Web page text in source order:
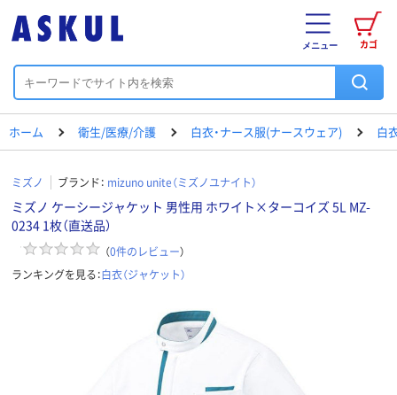
カゴ
メニュー
ホーム 衛生/医療/介護 白衣・ナース服(ナースウェア) 白
ミズノ ブランド： mizuno unite（ミズノユナイト）
ミズノ ケーシージャケット 男性用 ホワイト×ターコイズ 5L MZ-
0234 1枚（直送品）
（0件のレビュー）
ランキングを見る：白衣（ジャケット）